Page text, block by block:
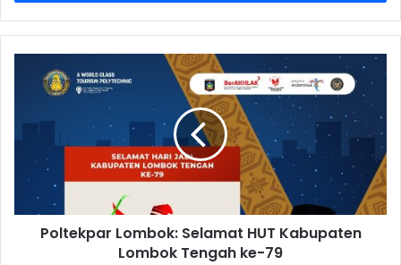
Poltekpar Lombok: Selamat HUT Kabupaten
Lombok Tengah ke-79